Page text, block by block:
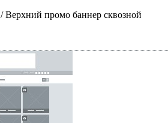
/ Верхний промо баннер сквозной